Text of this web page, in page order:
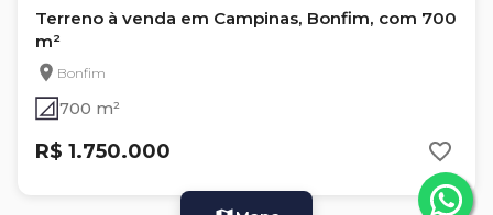
Terreno à venda em Campinas, Bonfim, com 700
m²
Bonfim
700 m²
R$ 1.750.000